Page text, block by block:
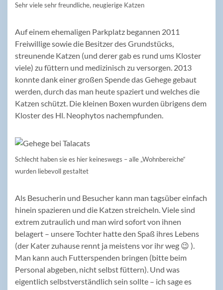
Sehr viele sehr freundliche, neugierige Katzen
Auf einem ehemaligen Parkplatz begannen 2011
Freiwillige sowie die Besitzer des Grundstücks,
streunende Katzen (und derer gab es rund ums Kloster
viele) zu füttern und medizinisch zu versorgen. 2013
konnte dank einer großen Spende das Gehege gebaut
werden, durch das man heute spaziert und welches die
Katzen schützt. Die kleinen Boxen wurden übrigens dem
Kloster des Hl. Neophytos nachempfunden.
Schlecht haben sie es hier keineswegs – alle „Wohnbereiche“
wurden liebevoll gestaltet
Als Besucherin und Besucher kann man tagsüber einfach
hinein spazieren und die Katzen streicheln. Viele sind
extrem zutraulich und man wird sofort von ihnen
belagert – unsere Tochter hatte den Spaß ihres Lebens
(der Kater zuhause rennt ja meistens vor ihr weg 😉 ).
Man kann auch Futterspenden bringen (bitte beim
Personal abgeben, nicht selbst füttern). Und was
eigentlich selbstverständlich sein sollte – ich sage es